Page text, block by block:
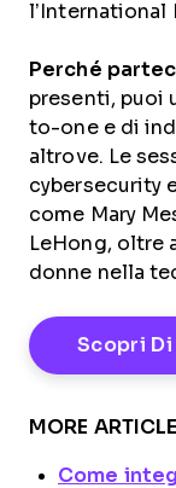
l’International
Perché
presenti, puoi
to-one e di
altrove. Le
cybersecurity
come Mary
LeHong, oltre
donne nella
Scopri Di
MORE
Come